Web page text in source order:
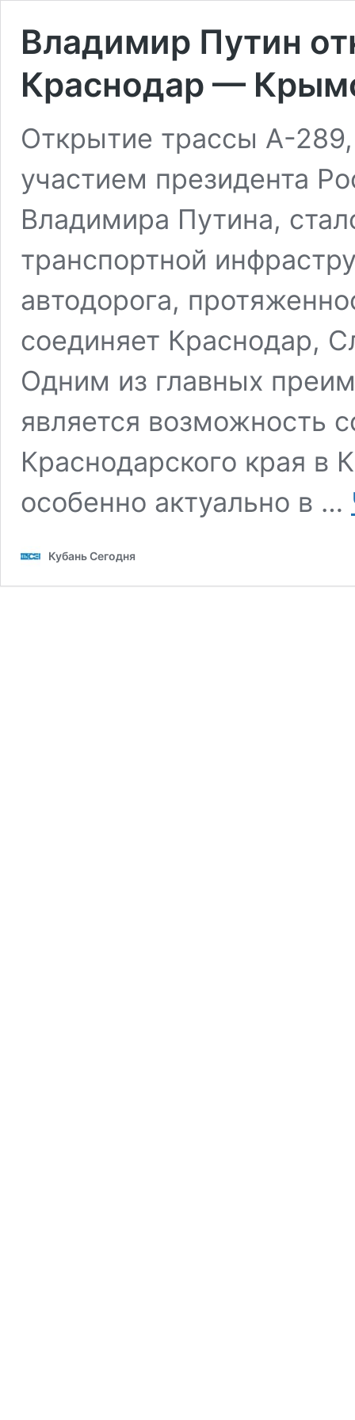
Владимир Путин
Краснодар —
Открытие трассы А-289,
участием президента
Владимира Путина,
транспортной
автодорога,
соединяет Краснодар,
Одним из главных
является возможность
Краснодарского края в
особенно актуально в …
Кубань Сегодня